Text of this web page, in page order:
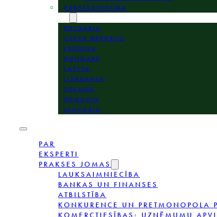
PĀRSTĀVNIECĪBA
BULGARIA
CZECH REPUBLIC
ESTONIA
HUNGARY
LATVIA
LITHUANIA
POLAND
ROMANIA
SLOVAKIA
PAR
EKSPERTI
PRAKSES JOMAS
LAUKSAIMNIECĪBA
BANKAS UN FINANSES
ATBILSTĪBA
KONKURENCE UN PRETMONOPOLA
KOMERCTIESĪBAS; UZŅĒMUMU